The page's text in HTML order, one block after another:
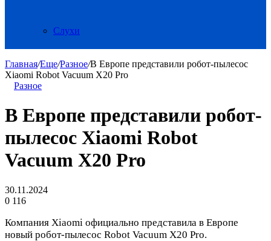
Слухи
Главная/Еще/Разное/В Европе представили робот-пылесос
Xiaomi Robot Vacuum X20 Pro
Разное
В Европе представили робот-
пылесос Xiaomi Robot
Vacuum X20 Pro
30.11.2024
0 116
Компания Xiaomi официально представила в Европе
новый робот-пылесос Robot Vacuum X20 Pro.